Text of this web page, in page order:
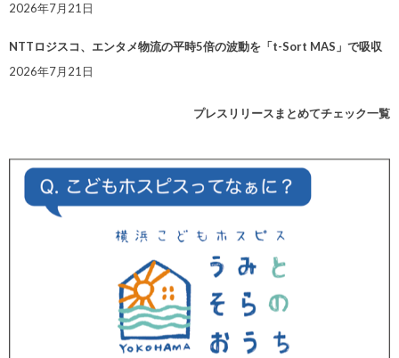
2026年7月21日
NTTロジスコ、エンタメ物流の平時5倍の波動を「t-Sort MAS」で吸収
2026年7月21日
プレスリリースまとめてチェック一覧